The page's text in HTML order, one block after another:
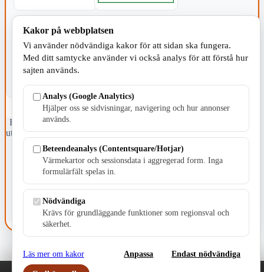
Fristående webbtidningsföretag grundat 1991 som sedan 2002 ger
ut tidningen Skillingaryd.nu och 2010 lanserades Värnamo.nu. Från
april 2026 omfattar Skillingaryd.nu tre kommuner: Gnosjö,
Värnamo och Vaggeryds kommun.
Kontakta oss
E-post: redaktionen@skillingaryd.nu
Kakinställningar
Kakor på webbplatsen
Vi använder nödvändiga kakor för att sidan ska fungera.
Med ditt samtycke använder vi också analys för att förstå hur
sajten används.
Analys (Google Analytics)
Hjälper oss se sidvisningar, navigering och hur annonser
används.
Beteendeanalys (Contentsquare/Hotjar)
Värmekartor och sessionsdata i aggregerad form. Inga
formulärfält spelas in.
Nödvändiga
Krävs för grundläggande funktioner som regionsval och
säkerhet.
Läs mer om kakor Anpassa Endast nödvändiga